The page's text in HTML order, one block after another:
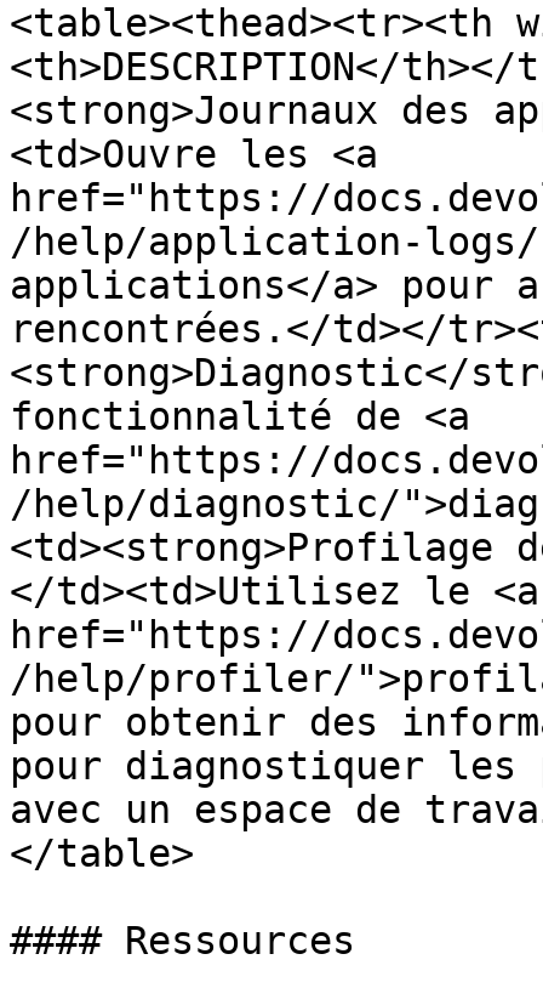
<table><thead><tr><th
<th>DESCRIPTION</
<strong>Journaux des
<td>Ouvre les <a
href="https://
/help/application-logs/
applications</a> pour
rencontrées.</td></
<strong>Diagnostic</
fonctionnalité de <a
href="https://
/help/diagnostic/
<td><strong>Profilage
</td><td>Utilisez le <a
href="https://
/help/profiler/
pour obtenir des
pour diagnostiquer les
avec un espace de
</table>
#### Ressources